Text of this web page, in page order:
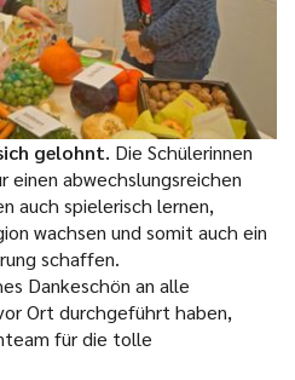
gelohnt. Die Schülerinnen
einen abwechslungsreichen
auch spielerisch lernen,
wachsen und somit auch ein
schaffen.
Dankeschön an alle
Ort durchgeführt haben,
für die tolle